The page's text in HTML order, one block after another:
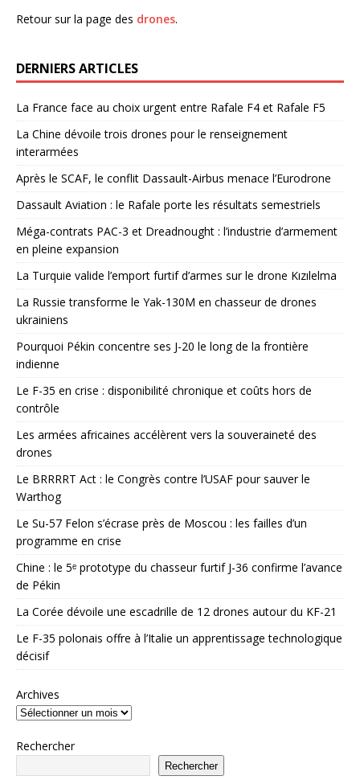
Retour sur la page des drones.
DERNIERS ARTICLES
La France face au choix urgent entre Rafale F4 et Rafale F5
La Chine dévoile trois drones pour le renseignement
interarmées
Après le SCAF, le conflit Dassault-Airbus menace l’Eurodrone
Dassault Aviation : le Rafale porte les résultats semestriels
Méga-contrats PAC-3 et Dreadnought : l’industrie d’armement
en pleine expansion
La Turquie valide l’emport furtif d’armes sur le drone Kızılelma
La Russie transforme le Yak-130M en chasseur de drones
ukrainiens
Pourquoi Pékin concentre ses J-20 le long de la frontière
indienne
Le F-35 en crise : disponibilité chronique et coûts hors de
contrôle
Les armées africaines accélèrent vers la souveraineté des
drones
Le BRRRRT Act : le Congrès contre l’USAF pour sauver le
Warthog
Le Su-57 Felon s’écrase près de Moscou : les failles d’un
programme en crise
Chine : le 5ᵉ prototype du chasseur furtif J-36 confirme l’avance
de Pékin
La Corée dévoile une escadrille de 12 drones autour du KF-21
Le F-35 polonais offre à l’Italie un apprentissage technologique
décisif
Archives
Rechercher
Rechercher